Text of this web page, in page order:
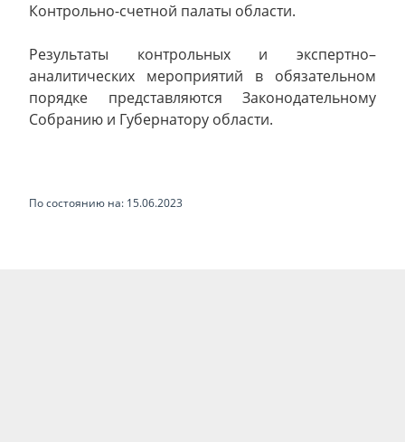
Контрольно-счетной палаты области.
Результаты контрольных и экспертно–
аналитических мероприятий в обязательном
порядке представляются Законодательному
Собранию и Губернатору области.
По состоянию на: 15.06.2023